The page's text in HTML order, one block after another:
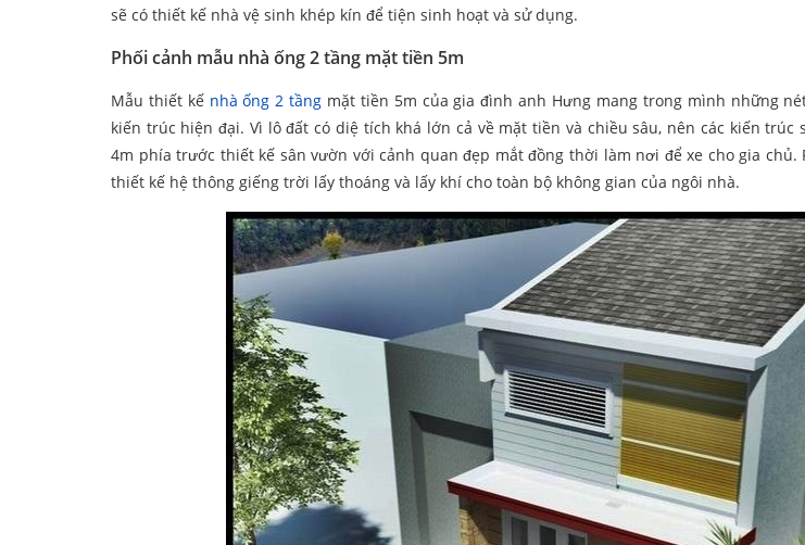
sẽ có thiết kế nhà vệ sinh khép kín để tiện sinh hoạt và sử dụng.
Phối cảnh mẫu nhà ống 2 tầng mặt tiền 5m
Mẫu thiết kế nhà ống 2 tầng mặt tiền 5m của gia đình anh Hưng mang trong mình những
kiến trúc hiện đại. Vì lô đất có diệ tích khá lớn cả về mặt tiền và chiều sâu, nên các kiến trúc
4m phía trước thiết kế sân vườn với cảnh quan đẹp mắt đồng thời làm nơi để xe cho gia chủ.
thiết kế hệ thông giếng trời lấy thoáng và lấy khí cho toàn bộ không gian của ngôi nhà.